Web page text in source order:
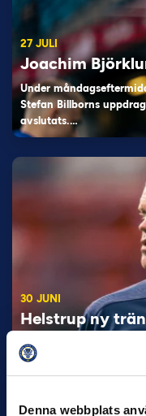
Denna webbplats
27 JULI
Joachim
Under
Stefan Billborns
avslutats.…
30 JUNI
Helstrup ny
Inleder mot…